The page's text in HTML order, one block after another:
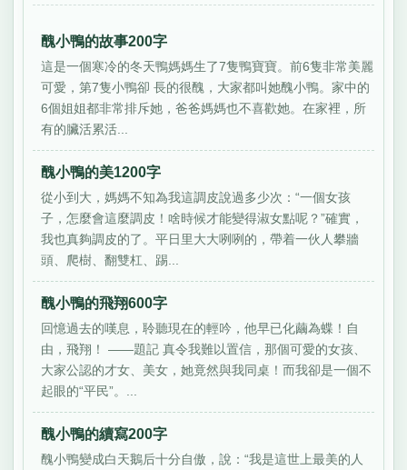
醜小鴨的故事200字
這是一個寒冷的冬天鴨媽媽生了7隻鴨寶寶。前6隻非常美麗
可愛，第7隻小鴨卻 長的很醜，大家都叫她醜小鴨。家中的
6個姐姐都非常排斥她，爸爸媽媽也不喜歡她。在家裡，所
有的臟活累活...
醜小鴨的美1200字
從小到大，媽媽不知為我這調皮說過多少次：“一個女孩
子，怎麼會這麼調皮！啥時候才能變得淑女點呢？”確實，
我也真夠調皮的了。平日里大大咧咧的，帶着一伙人攀牆
頭、爬樹、翻雙杠、踢...
醜小鴨的飛翔600字
回憶過去的嘆息，聆聽現在的輕吟，他早已化繭為蝶！自
由，飛翔！ ——題記 真令我難以置信，那個可愛的女孩、
大家公認的才女、美女，她竟然與我同桌！而我卻是一個不
起眼的“平民”。...
醜小鴨的續寫200字
醜小鴨變成白天鵝后十分自傲，說：“我是這世上最美的人